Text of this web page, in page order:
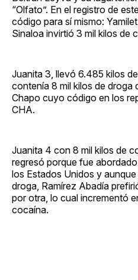
“Olfato”. En el registro de
código para sí mismo:
Sinaloa invirtió 3 mil kilos de
Juanita 3, llevó 6.485 kilos
contenía 8 mil kilos de droga
Chapo cuyo código en los
CHA.
Juanita 4 con 8 mil kilos de
regresó porque fue
los Estados Unidos y
droga, Ramírez Abadía
por otra, lo cual incrementó
cocaína.